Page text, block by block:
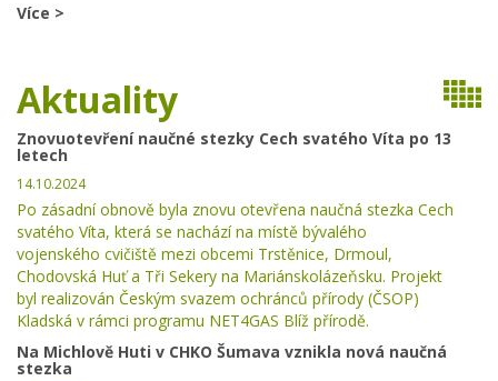
Více >
Aktuality
Znovuotevření naučné stezky Cech svatého Víta po 13
letech
14.10.2024
Po zásadní obnově byla znovu otevřena naučná stezka Cech
svatého Víta, která se nachází na místě bývalého
vojenského cvičiště mezi obcemi Trstěnice, Drmoul,
Chodovská Huť a Tři Sekery na Mariánskolázeňsku. Projekt
byl realizován Českým svazem ochránců přírody (ČSOP)
Kladská v rámci programu NET4GAS Blíž přírodě.
Na Michlově Huti v CHKO Šumava vznikla nová naučná
stezka